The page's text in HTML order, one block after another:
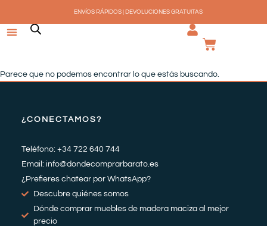
contenido
ENVÍOS RÁPIDOS | DEVOLUCIONES GRATUITAS
Parece que no podemos encontrar lo que estás buscando.
¿CONECTAMOS?
Teléfono: +34 722 640 744
Email: info@dondecomprarbarato.es
¿Prefieres chatear por WhatsApp?
Descubre quiénes somos
Dónde comprar muebles de madera maciza al mejor
precio